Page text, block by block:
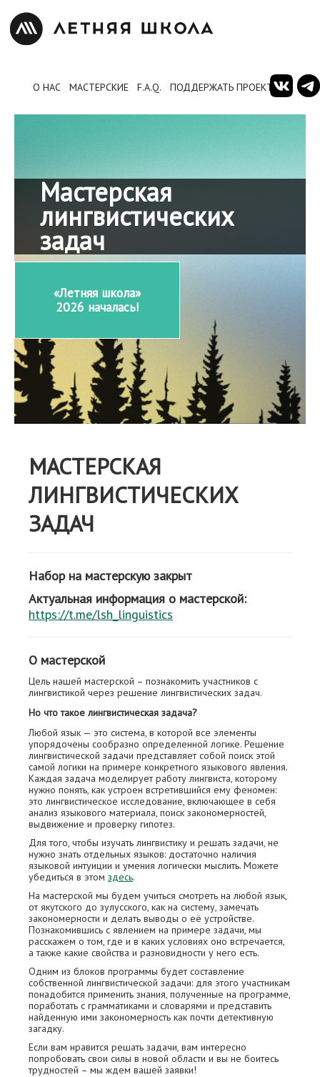
О НАС МАСТЕРСКИЕ F.A.Q. ПОДДЕРЖАТЬ ПРОЕКТ
Мастерская
лингвистических
задач
«Летняя школа»
2026 началась!
МАСТЕРСКАЯ
ЛИНГВИСТИЧЕСКИХ
ЗАДАЧ
Набор на мастерскую закрыт
Актуальная информация о мастерской:
https://t.me/lsh_linguistics
О мастерской
Цель нашей мастерской – познакомить участников с
лингвистикой через решение лингвистических задач.
Но что такое лингвистическая задача?
Любой язык — это система, в которой все элементы
упорядочены сообразно определенной логике. Решение
лингвистической задачи представляет собой поиск этой
самой логики на примере конкретного языкового явления.
Каждая задача моделирует работу лингвиста, которому
нужно понять, как устроен встретившийся ему феномен:
это лингвистическое исследование, включающее в себя
анализ языкового материала, поиск закономерностей,
выдвижение и проверку гипотез.
Для того, чтобы изучать лингвистику и решать задачи, не
нужно знать отдельных языков: достаточно наличия
языковой интуиции и умения логически мыслить. Можете
убедиться в этом здесь.
На мастерской мы будем учиться смотреть на любой язык,
от якутского до зулусского, как на систему, замечать
закономерности и делать выводы о её устройстве.
Познакомившись с явлением на примере задачи, мы
расскажем о том, где и в каких условиях оно встречается,
а также какие свойства и разновидности у него есть.
Одним из блоков программы будет составление
собственной лингвистической задачи: для этого участникам
понадобится применить знания, полученные на программе,
поработать с грамматиками и словарями и представить
найденную ими закономерность как почти детективную
загадку.
Если вам нравится решать задачи, вам интересно
попробовать свои силы в новой области и вы не боитесь
трудностей – мы ждем вашей заявки!